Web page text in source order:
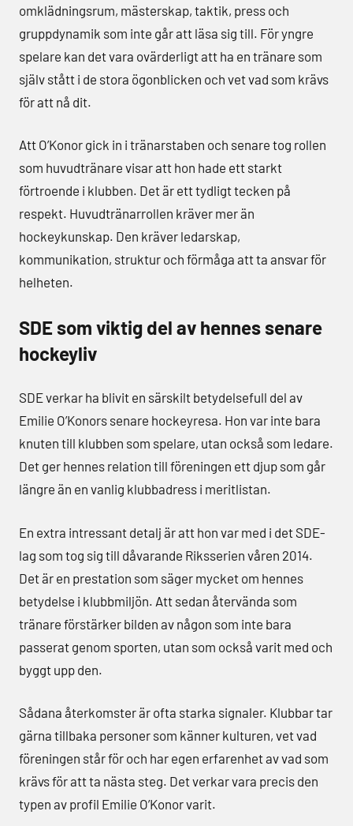
omklädningsrum, mästerskap, taktik, press och
gruppdynamik som inte går att läsa sig till. För yngre
spelare kan det vara ovärderligt att ha en tränare som
själv stått i de stora ögonblicken och vet vad som krävs
för att nå dit.
Att O’Konor gick in i tränarstaben och senare tog rollen
som huvudtränare visar att hon hade ett starkt
förtroende i klubben. Det är ett tydligt tecken på
respekt. Huvudtränarrollen kräver mer än
hockeykunskap. Den kräver ledarskap,
kommunikation, struktur och förmåga att ta ansvar för
helheten.
SDE som viktig del av hennes senare
hockeyliv
SDE verkar ha blivit en särskilt betydelsefull del av
Emilie O’Konors senare hockeyresa. Hon var inte bara
knuten till klubben som spelare, utan också som ledare.
Det ger hennes relation till föreningen ett djup som går
längre än en vanlig klubbadress i meritlistan.
En extra intressant detalj är att hon var med i det SDE-
lag som tog sig till dåvarande Riksserien våren 2014.
Det är en prestation som säger mycket om hennes
betydelse i klubbmiljön. Att sedan återvända som
tränare förstärker bilden av någon som inte bara
passerat genom sporten, utan som också varit med och
byggt upp den.
Sådana återkomster är ofta starka signaler. Klubbar tar
gärna tillbaka personer som känner kulturen, vet vad
föreningen står för och har egen erfarenhet av vad som
krävs för att ta nästa steg. Det verkar vara precis den
typen av profil Emilie O’Konor varit.